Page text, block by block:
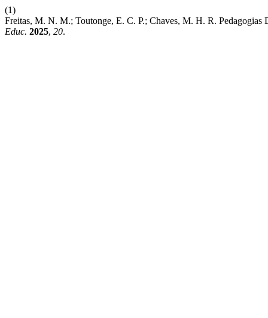
(1)
Freitas, M. N. M.; Toutonge, E. C. P.; Chaves, M. H. R. Pedagogias
Educ. 2025, 20.